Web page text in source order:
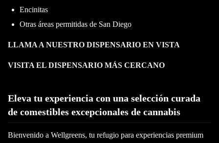
Encinitas
Otras áreas permitidas de San Diego
LLAMA A NUESTRO DISPENSARIO EN VISTA
VISITA EL DISPENSARIO MÁS CERCANO
Eleva tu experiencia con una selección curada
de comestibles excepcionales de cannabis
Bienvenido a Wellgreens, tu refugio para experiencias premium